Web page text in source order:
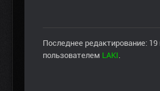
Последнее редактирование:
пользователем LAKI.